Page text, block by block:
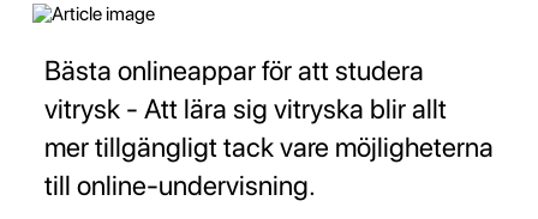
Bästa onlineappar för att studera
vitrysk - Att lära sig vitryska blir allt
mer tillgängligt tack vare möjligheterna
till online-undervisning.